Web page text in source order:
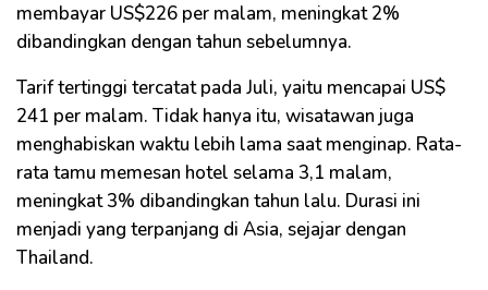
membayar US$226 per malam, meningkat 2%
dibandingkan dengan tahun sebelumnya.
Tarif tertinggi tercatat pada Juli, yaitu mencapai US$
241 per malam. Tidak hanya itu, wisatawan juga
menghabiskan waktu lebih lama saat menginap. Rata-
rata tamu memesan hotel selama 3,1 malam,
meningkat 3% dibandingkan tahun lalu. Durasi ini
menjadi yang terpanjang di Asia, sejajar dengan
Thailand.